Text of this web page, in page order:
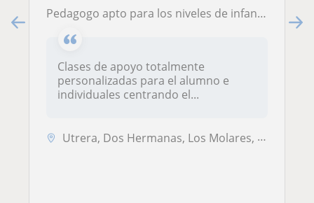
Pedagogo apto para los niveles de infantil y primaria.
Clases de apoyo totalmente
personalizadas para el alumno e
individuales centrando el...
Utrera, Dos Hermanas, Los Molares, Los Palacios y Villafranca